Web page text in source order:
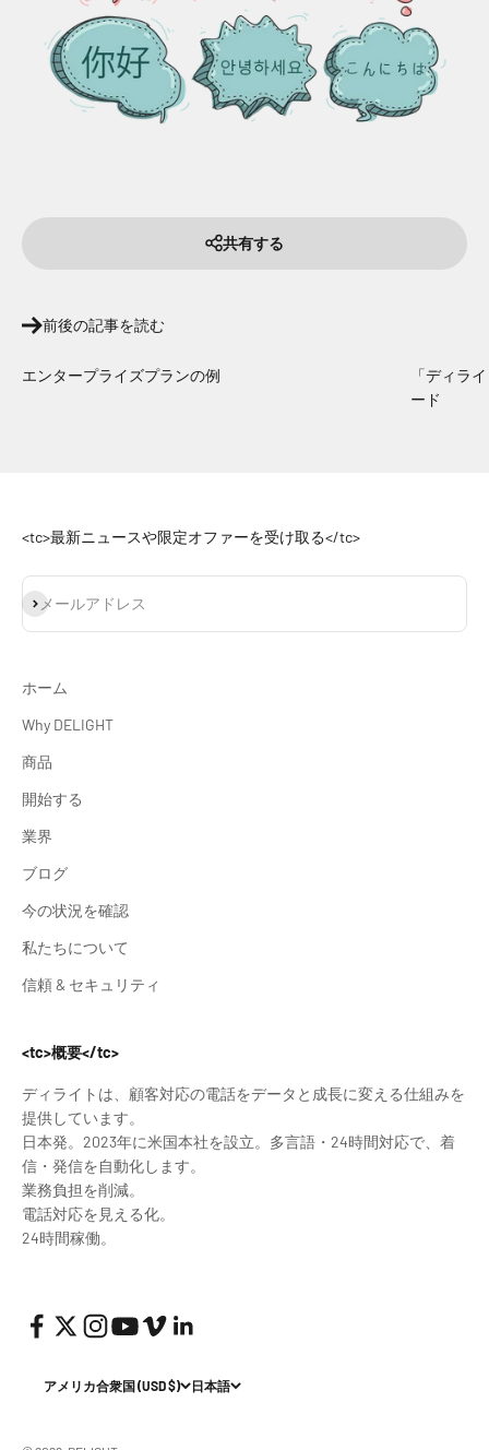
共有する
前後の記事を読む
エンタープライズプランの例
「ディラ
ード
<tc>最新ニュースや限定オファーを受け取る</tc>
メールアドレス
登録
ホーム
Why DELIGHT
商品
開始する
業界
ブログ
今の状況を確認
私たちについて
信頼 & セキュリティ
<tc>概要</tc>
ディライトは、顧客対応の電話をデータと成長に変える仕組みを
提供しています。
日本発。2023年に米国本社を設立。多言語・24時間対応で、着
信・発信を自動化します。
業務負担を削減。
電話対応を見える化。
24時間稼働。
アメリカ合衆国 (USD $) 日本語